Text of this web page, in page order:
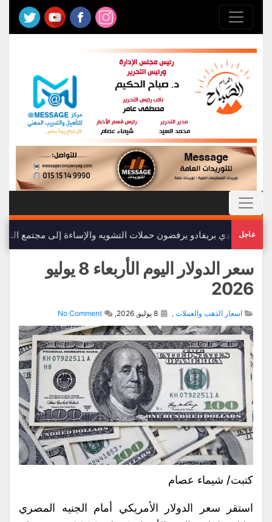
عاجل
أعضاء نادي بريفادو يرفضون حملات التشويه والإساءة إلى مجتمع
سعر الدولار اليوم الأربعاء 8 يوليو
2026
اسعار الذهب والعملات ,
No Comment
كتبت/ شيماء عصام
استقر سعر الدولار الأمريكي أمام الجنيه المصري